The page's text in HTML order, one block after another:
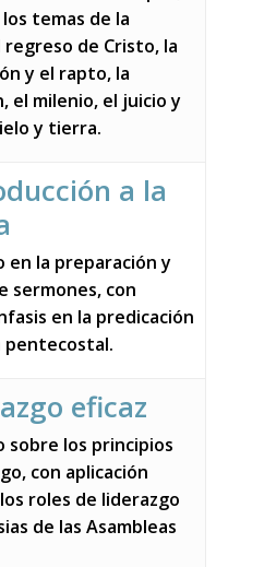
temas de la
de Cristo, la
y el rapto, la
el milenio, el juicio y
y tierra.
a la
en la preparación y
sermones, con
en la predicación
pentecostal.
eficaz
sobre los principios
con aplicación
roles de liderazgo
de las Asambleas